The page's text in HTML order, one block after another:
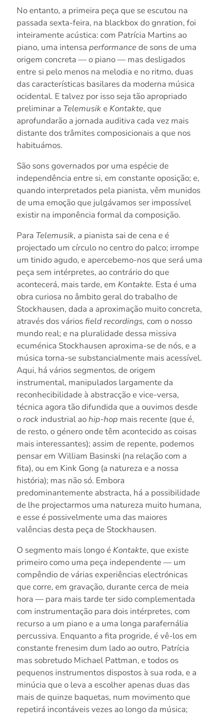
No entanto, a primeira peça que se escutou na
passada sexta-feira, na blackbox do gnration, foi
inteiramente acústica: com Patrícia Martins ao
piano, uma intensa performancede sons de uma
origem concreta — o piano — mas desligados
entre si pelo menos na melodia e no ritmo, duas
das características basilares da moderna música
ocidental. E talvez por isso seja tão apropriado
preliminar a Telemusik e Kontakte, que
aprofundarão a jornada auditiva cada vez mais
distante dos trâmites composicionais a que nos
habituámos.
São sons governados por uma espécie de
independência entre si, em constante oposição; e,
quando interpretados pela pianista, vêm munidos
de uma emoção que julgávamos ser impossível
existir na imponência formal da composição.
Para Telemusik, a pianista sai de cena e é
projectado um círculo no centro do palco; irrompe
um tinido agudo, e apercebemo-nos que será uma
peça sem intérpretes, ao contrário do que
acontecerá, mais tarde, em Kontakte. Esta é uma
obra curiosa no âmbito geral do trabalho de
Stockhausen, dada a aproximação muito concreta,
através dos váriosfield recordings, com o nosso
mundo real; e na pluralidade dessa missiva
ecuménica Stockhausen aproxima-se de nós, e a
música torna-se substancialmente mais acessível.
Aqui, há vários segmentos, de origem
instrumental, manipulados largamente da
reconhecibilidade à abstracção e vice-versa,
técnica agora tão difundida que a ouvimos desde
orock industrial aohip-hop mais recente (que é,
de resto, o género onde têm acontecido as coisas
mais interessantes); assim de repente, podemos
pensar em William Basinski (na relação com a
fita), ou em Kink Gong (a natureza e a nossa
história); mas não só. Embora
predominantemente abstracta, há a possibilidade
de lhe projectarmos uma natureza muito humana,
e esse é possivelmente uma das maiores
valências desta peça de Stockhausen.
O segmento mais longo é Kontakte, que existe
primeiro como uma peça independente — um
compêndio de várias experiências electrónicas
que corre, em gravação, durante cerca de meia
hora — para mais tarde ter sido complementada
com instrumentação para dois intérpretes, com
recurso a um piano e a uma longa parafernália
percussiva. Enquanto a fita progride, é vê-los em
constante frenesim dum lado ao outro, Patrícia
mas sobretudo Michael Pattman, e todos os
pequenos instrumentos dispostos à sua roda, e a
minúcia que o leva a escolher apenas duas das
mais de quinze baquetas, num movimento que
repetirá incontáveis vezes ao longo da música;